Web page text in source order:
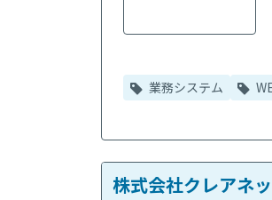
業務システム
株式会社クレアネ